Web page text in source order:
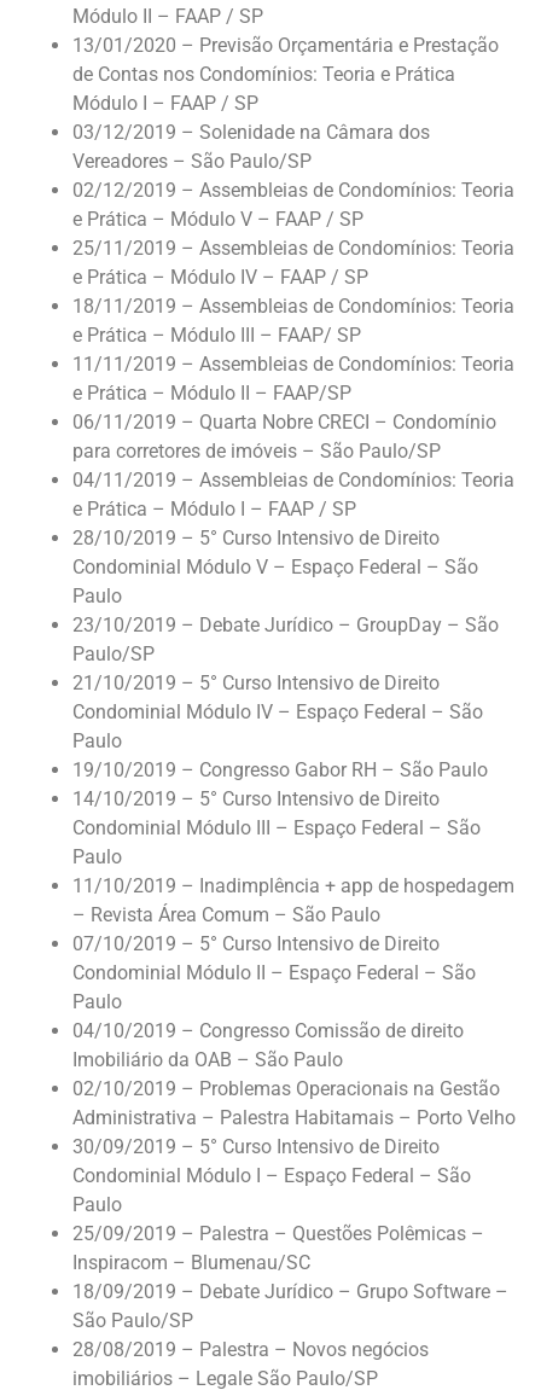
Módulo II – FAAP / SP
13/01/2020 – Previsão Orçamentária e Prestação
de Contas nos Condomínios: Teoria e Prática
Módulo I – FAAP / SP
03/12/2019 – Solenidade na Câmara dos
Vereadores – São Paulo/SP
02/12/2019 – Assembleias de Condomínios: Teoria
e Prática – Módulo V – FAAP / SP
25/11/2019 – Assembleias de Condomínios: Teoria
e Prática – Módulo IV – FAAP / SP
18/11/2019 – Assembleias de Condomínios: Teoria
e Prática – Módulo III – FAAP/ SP
11/11/2019 – Assembleias de Condomínios: Teoria
e Prática – Módulo II – FAAP/SP
06/11/2019 – Quarta Nobre CRECI – Condomínio
para corretores de imóveis – São Paulo/SP
04/11/2019 – Assembleias de Condomínios: Teoria
e Prática – Módulo I – FAAP / SP
28/10/2019 – 5° Curso Intensivo de Direito
Condominial Módulo V – Espaço Federal – São
Paulo
23/10/2019 – Debate Jurídico – GroupDay – São
Paulo/SP
21/10/2019 – 5° Curso Intensivo de Direito
Condominial Módulo IV – Espaço Federal – São
Paulo
19/10/2019 – Congresso Gabor RH – São Paulo
14/10/2019 – 5° Curso Intensivo de Direito
Condominial Módulo III – Espaço Federal – São
Paulo
11/10/2019 – Inadimplência + app de hospedagem
– Revista Área Comum – São Paulo
07/10/2019 – 5° Curso Intensivo de Direito
Condominial Módulo II – Espaço Federal – São
Paulo
04/10/2019 – Congresso Comissão de direito
Imobiliário da OAB – São Paulo
02/10/2019 – Problemas Operacionais na Gestão
Administrativa – Palestra Habitamais – Porto Velho
30/09/2019 – 5° Curso Intensivo de Direito
Condominial Módulo I – Espaço Federal – São
Paulo
25/09/2019 – Palestra – Questões Polêmicas –
Inspiracom – Blumenau/SC
18/09/2019 – Debate Jurídico – Grupo Software –
São Paulo/SP
28/08/2019 – Palestra – Novos negócios
imobiliários – Legale São Paulo/SP